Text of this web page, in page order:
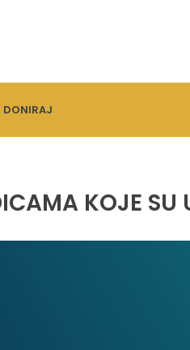
DONIRAJ
KOJE SU